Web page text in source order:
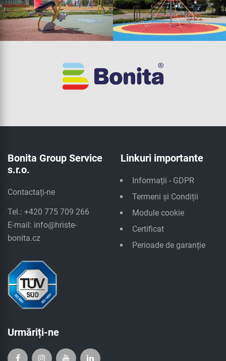
Bonita Group Service
s.r.o.
Contactați-ne
Tel.: +420 775 709 266
E-mail: info@hriste-
bonita.cz
Linkuri importante
Informaţii - GDPR
Termeni și Condiții
Module cookie
Certificat
Perioade de garanție
Urmăriți-ne